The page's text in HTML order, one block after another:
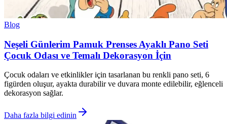
Blog
Neşeli Günlerim Pamuk Prenses Ayaklı Pano Seti
Çocuk Odası ve Temalı Dekorasyon İçin
Çocuk odaları ve etkinlikler için tasarlanan bu renkli pano seti, 6
figürden oluşur, ayakta durabilir ve duvara monte edilebilir, eğlenceli
dekorasyon sağlar.
Daha fazla bilgi edinin